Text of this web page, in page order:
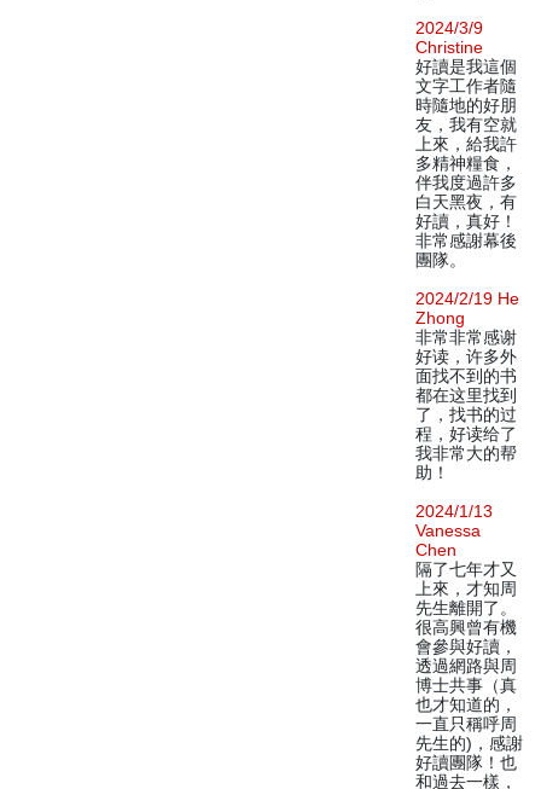
2024/3/9
Christine
好讀是我這個
文字工作者隨
時隨地的好朋
友，我有空就
上來，給我許
多精神糧食，
伴我度過許多
白天黑夜，有
好讀，真好！
非常感謝幕後
團隊。
2024/2/19 He
Zhong
非常非常感谢
好读，许多外
面找不到的书
都在这里找到
了，找书的过
程，好读给了
我非常大的帮
助！
2024/1/13
Vanessa
Chen
隔了七年才又
上來，才知周
先生離開了。
很高興曾有機
會參與好讀，
透過網路與周
博士共事（真
也才知道的，
一直只稱呼周
先生的)，感謝
好讀團隊！也
和過去一樣，